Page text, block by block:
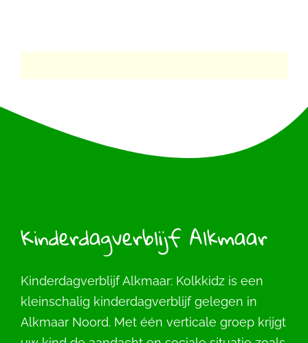
Kinderdagverblijf Alkmaar
Kinderdagverblijf Alkmaar: Kolkkidz is een
kleinschalig kinderdagverblijf gelegen in
Alkmaar Noord. Met één verticale groep krijgt